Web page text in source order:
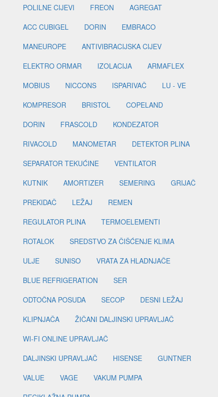
POLILNE CIJEVI
FREON
AGREGAT
ACC CUBIGEL
DORIN
EMBRACO
MANEUROPE
ANTIVIBRACIJSKA CIJEV
ELEKTRO ORMAR
IZOLACIJA
ARMAFLEX
MOBIUS
NICCONS ISPARIVAČ
LU - VE
KOMPRESOR
BRISTOL
COPELAND
DORIN
FRASCOLD
KONDEZATOR
RIVACOLD
MANOMETAR
DETEKTOR PLINA
SEPARATOR TEKUĆINE
VENTILATOR
KUTNIK
AMORTIZER SEMERING
GRIJAČ
PREKIDAČ
LEŽAJ
REMEN
REGULATOR PLINA
TERMOELEMENTI
ROTALOK
SREDSTVO ZA ČIŠĆENJE KLIMA
ULJE
SUNISO
VRATA ZA HLADNJAČE
BLUE REFRIGERATION
SER
ODTOČNA POSUDA
SECOP
DESNI LEŽAJ
KLIPNJAČA
ŽIČANI DALJINSKI UPRAVLJAČ
WI-FI ONLINE UPRAVLJAČ
DALJINSKI UPRAVLJAČ
HISENSE
GUNTNER
VALUE
VAGE
VAKUM PUMPA